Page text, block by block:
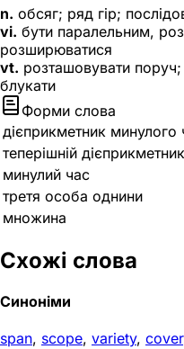
n. обсяг; ряд гір;
vi. бути паралельним,
розширюватися
vt. розташовувати поруч;
блукати
Форми слова
дієприкметник минулого
теперішній дієприкметник
минулий час
третя особа однини
множина
Схожі слова
Синоніми
span, scope, variety, cover